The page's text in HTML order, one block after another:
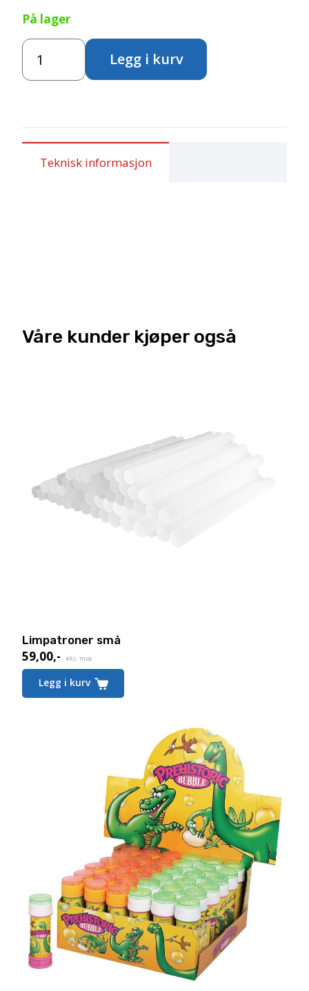
På lager
Tegnekull
antall
Legg i kurv
Teknisk informasjon
Våre kunder kjøper også
Limpatroner små
59,00,- eks. mva.
Legg i kurv